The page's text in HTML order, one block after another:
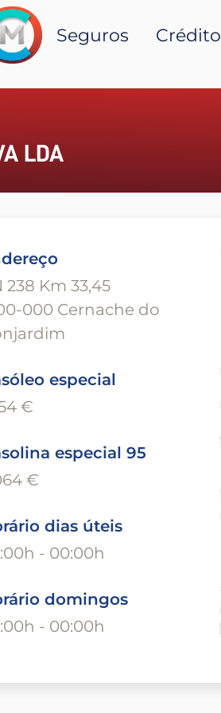
Seguros Crédito
LDA
238 Km 33,45
000 Cernache do
especial
€
especial 95
€
dias úteis
- 00:00h
domingos
- 00:00h